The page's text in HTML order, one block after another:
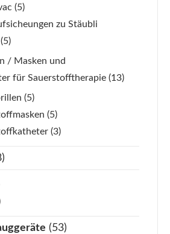
(5)
zu Stäubli
(5)
/ Masken und
für Sauerstofftherapie (13)
(5)
(5)
(3)
(53)